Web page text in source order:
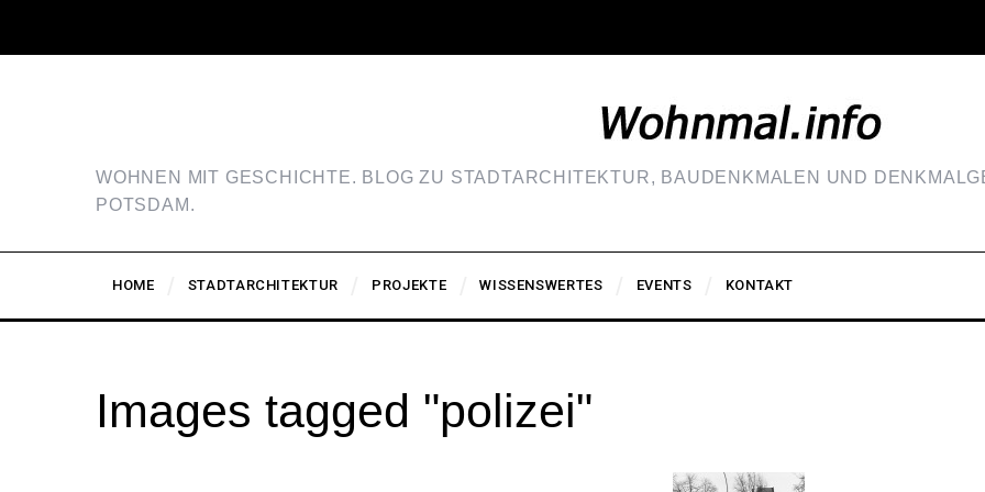
WOHNEN MIT GESCHICHTE. BLOG ZU STADTARCHITEKTUR, BAUDENKMALEN UND
POTSDAM.
HOME STADTARCHITEKTUR PROJEKTE WISSENSWERTES EVENTS KONTAKT
Images tagged "polizei"